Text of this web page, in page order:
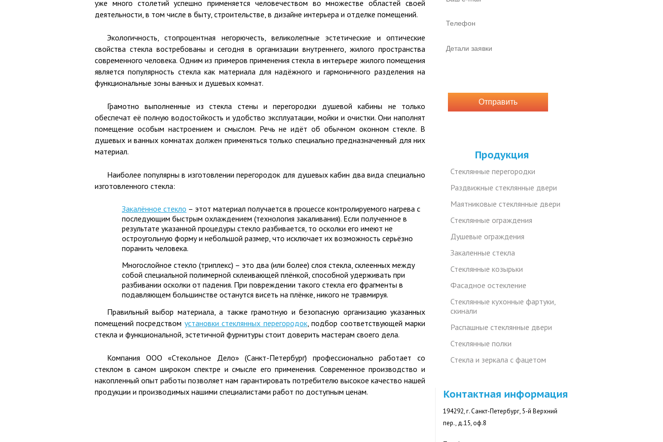
уже много столетий успешно применяется человечеством во множестве областей своей
деятельности, в том числе в быту, строительстве, в дизайне интерьера и отделке помещений.
Экологичность, стопроцентная негорючесть, великолепные эстетические и оптические
свойства стекла востребованы и сегодня в организации внутреннего, жилого пространства
современного человека. Одним из примеров применения стекла в интерьере жилого помещения
является популярность стекла как материала для надёжного и гармоничного разделения на
функциональные зоны ванных и душевых комнат.
Грамотно выполненные из стекла стены и перегородки душевой кабины не только
обеспечат её полную водостойкость и удобство эксплуатации, мойки и очистки. Они наполнят
помещение особым настроением и смыслом. Речь не идёт об обычном оконном стекле. В
душевых и ванных комнатах должен применяться только специально предназначенный для них
материал.
Наиболее популярны в изготовлении перегородок для душевых кабин два вида специально
изготовленного стекла:
Закалённое стекло – этот материал получается в процессе контролируемого нагрева с
последующим быстрым охлаждением (технология закаливания). Если полученное в
результате указанной процедуры стекло разбивается, то осколки его имеют не
остроугольную форму и небольшой размер, что исключает их возможность серьёзно
поранить человека.
Многослойное стекло (триплекс) – это два (или более) слоя стекла, склеенных между
собой специальной полимерной склеивающей плёнкой, способной удерживать при
разбивании осколки от падения. При повреждении такого стекла его фрагменты в
подавляющем большинстве останутся висеть на плёнке, никого не травмируя.
Правильный выбор материала, а также грамотную и безопасную организацию указанных
помещений посредством установки стеклянных перегородок, подбор соответствующей марки
стекла и функциональной, эстетичной фурнитуры стоит доверить мастерам своего дела.
Компания ООО «Стекольное Дело» (Санкт-Петербург) профессионально работает со
стеклом в самом широком спектре и смысле его применения. Современное производство и
накопленный опыт работы позволяет нам гарантировать потребителю высокое качество нашей
продукции и производимых нашими специалистами работ по доступным ценам.
Продукция
Стеклянные перегородки
Раздвижные стеклянные двери
Маятниковые стеклянные двери
Стеклянные ограждения
Душевые ограждения
Закаленные стекла
Стеклянные козырьки
Фасадное остекление
Стеклянные кухонные фартуки,
скинали
Распашные стеклянные двери
Стеклянные полки
Стекла и зеркала с фацетом
Контактная информация
194292, г. Санкт-Петербург, 5-й Верхний
пер., д.15, оф.8